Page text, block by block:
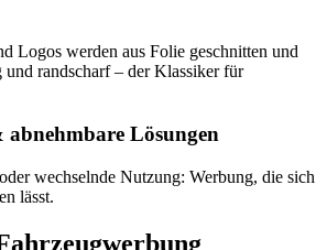
Logos werden aus Folie geschnitten und
und randscharf – der Klassiker für
Lösungen
wechselnde Nutzung: Werbung, die sich
lässt.